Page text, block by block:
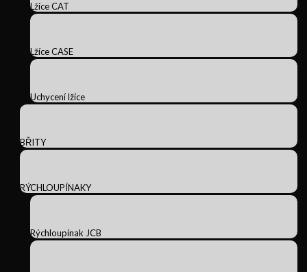
Lžíce CAT
Lžíce CASE
Uchycení lžíce
BŘITY
RÝCHLOUPÍNAKY
Rýchloupínak JCB